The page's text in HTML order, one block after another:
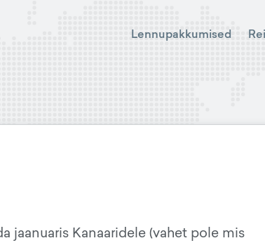
Lennupakkumised
jaanuaris Kanaaridele (vahet pole mis